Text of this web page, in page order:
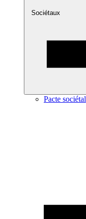
Sociétaux
Pacte sociétal